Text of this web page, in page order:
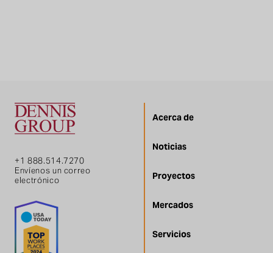
+1 888.514.7270
Envíenos un correo
electrónico
Acerca de
Noticias
Proyectos
Mercados
Servicios